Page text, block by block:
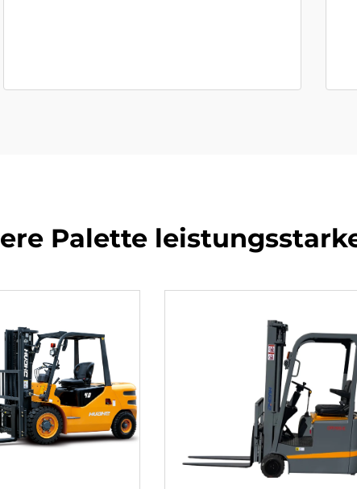
Palette